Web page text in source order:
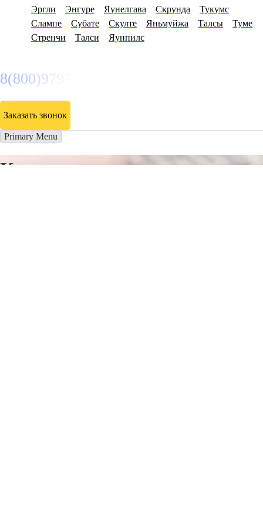
Эргли
Энгуре Яунелгава Скрунда
Тукумс
Слампе
Субате Скулте Яньмуйжа Талсы
Туме
Стренчи
Талси Яунпилс
8(800)9797043
Заказать звонок
Primary Menu
Курсы программирования в